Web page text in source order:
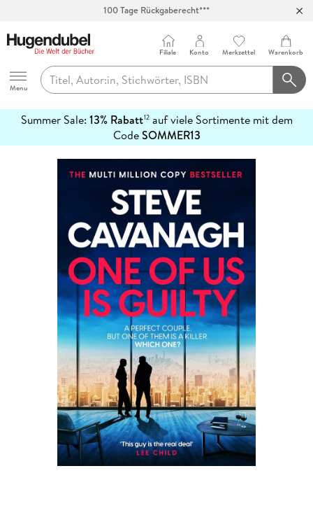
100 Tage Rückgaberecht***
Hugendubel
Menu
Filiale Konto Merkzettel Warenkorb
Summer Sale: 13% Rabatt12auf viele Sortimente mit dem
CodeSOMMER13
erfahren